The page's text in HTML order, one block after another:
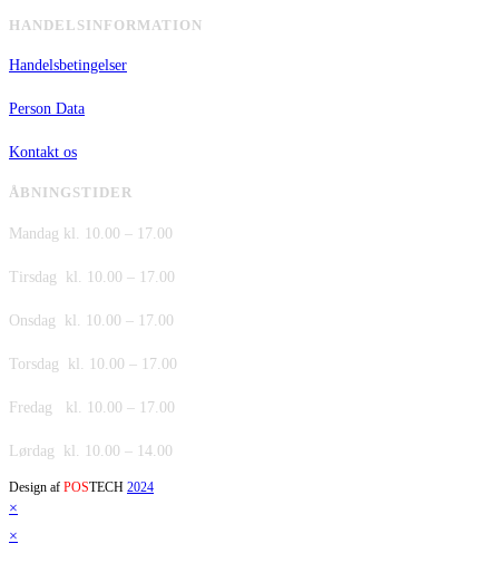
HANDELSINFORMATION
Handelsbetingelser
Person Data
Kontakt os
ÅBNINGSTIDER
Mandag kl. 10.00 – 17.00
Tirsdag kl. 10.00 – 17.00
Onsdag kl. 10.00 – 17.00
Torsdag kl. 10.00 – 17.00
Fredag kl. 10.00 – 17.00
Lørdag kl. 10.00 – 14.00
Design af POSTECH 2024
×
×